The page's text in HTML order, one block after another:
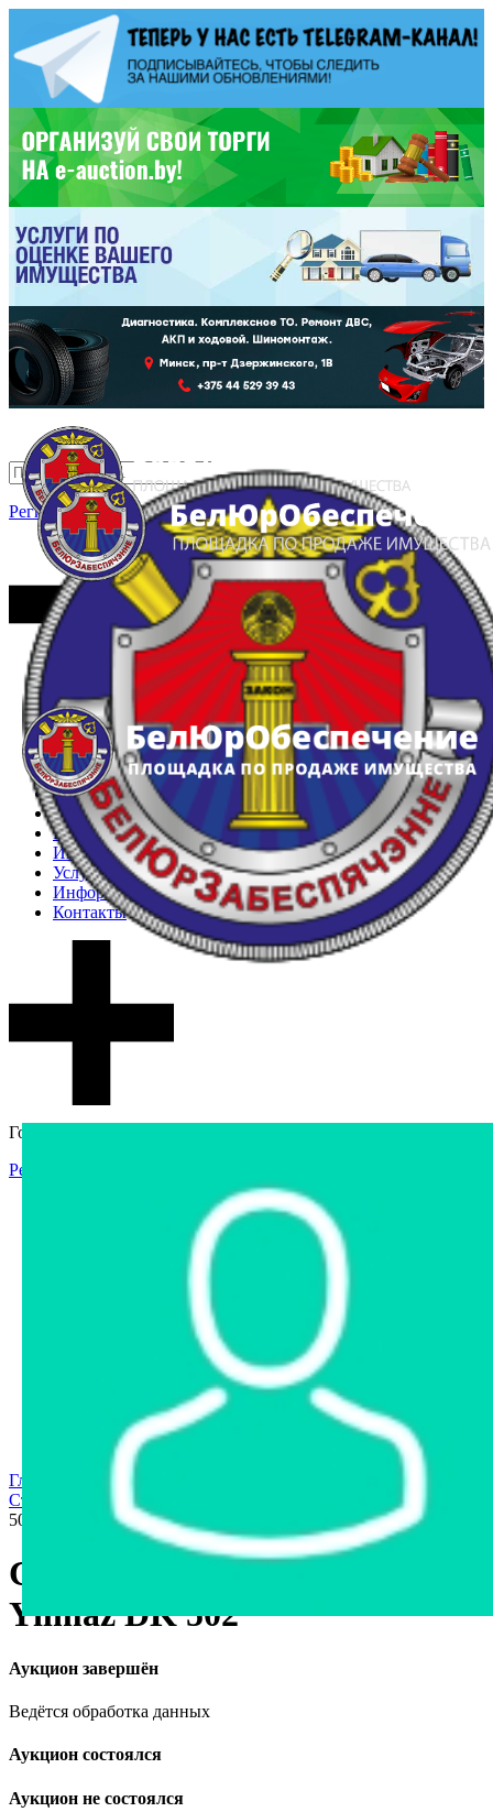
Регистрация Вход
Главная
Арестованное имущество
Реестр несостоявшихся торгов
Реестр переоценок
Частное имущество
Государственное имущество
Интернет-магазин
Интернет-витрина
Услуги
Информация
Контакты
Гостевой доступ
Регистрация
Интернет-магазин
Интернет-витрина
Арестованное имущество
Реестр несостоявшихся торгов
Реестр переоценок
Государственное имущество
Главная страница
Станки и оборудование
Станок ПВХ сварочный Yilmaz DK
502
Станок ПВХ сварочный
Yilmaz DK 502
Аукцион завершён
Ведётся обработка данных
Аукцион состоялся
Аукцион не состоялся